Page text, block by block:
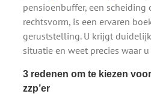
pensioenbuffer, een scheiding
rechtsvorm, is een ervaren
geruststelling. U krijgt
situatie en weet precies waar
3 redenen om te kiezen
zzp’er